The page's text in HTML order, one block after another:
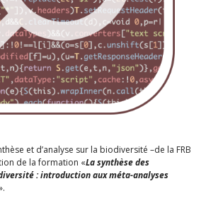
et d’analyse sur la biodiversité –de la FRB
de la formation «La synthèse des
: introduction auxméta-analyses
.